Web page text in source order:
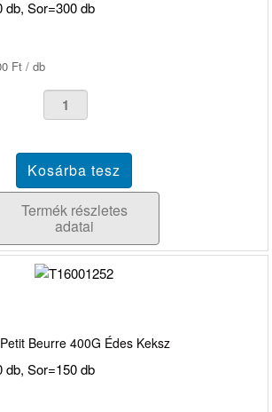
db, Sor=300 db
Ft / db
Termék részletes
adatai
Beurre 400G Édes Keksz
db, Sor=150 db